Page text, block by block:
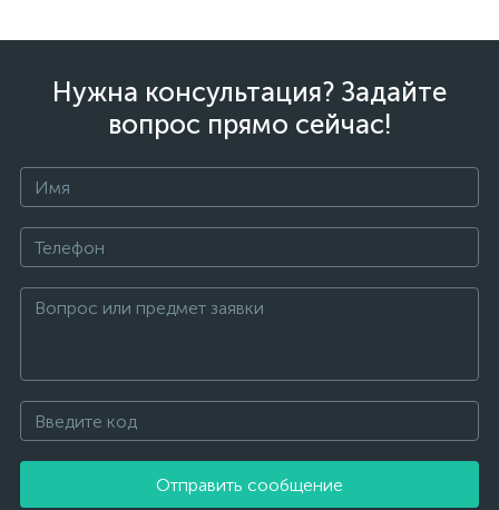
Нужна консультация? Задайте
вопрос прямо сейчас!
Отправить сообщение